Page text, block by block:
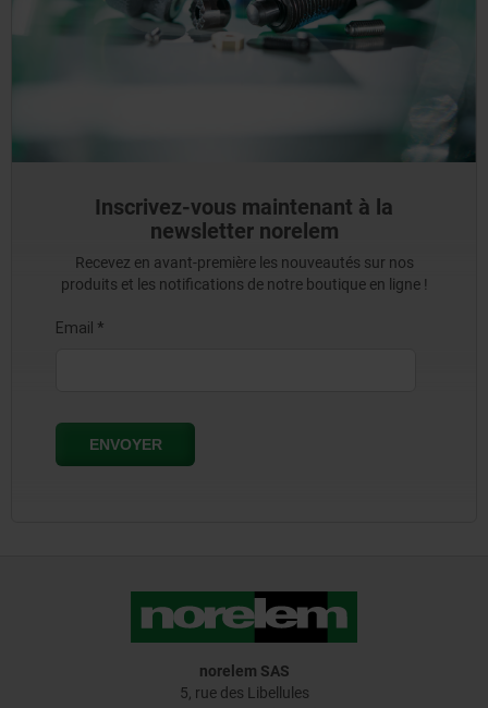
Inscrivez-vous maintenant à la
newsletter norelem
Recevez en avant-première les nouveautés sur nos
produits et les notifications de notre boutique en ligne !
norelem SAS
5, rue des Libellules